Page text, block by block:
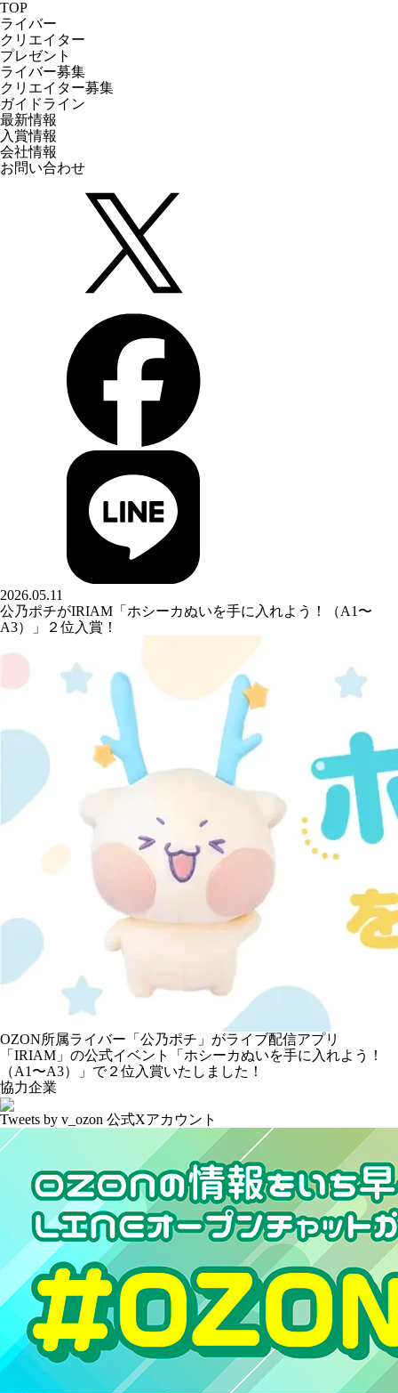
TOP
ライバー
クリエイター
プレゼント
ライバー募集
クリエイター募集
ガイドライン
最新情報
入賞情報
会社情報
お問い合わせ
2026.05.11
公乃ポチがIRIAM「ホシーカぬいを手に入れよう！（A1〜
A3）」２位入賞！
OZON所属ライバー「 公乃ポチ 」がライブ配信アプリ
「IRIAM」の公式イベント「ホシーカぬいを手に入れよう！
（A1〜A3）」で２位入賞いたしました！
協力企業
Tweets by v_ozon 公式Xアカウント